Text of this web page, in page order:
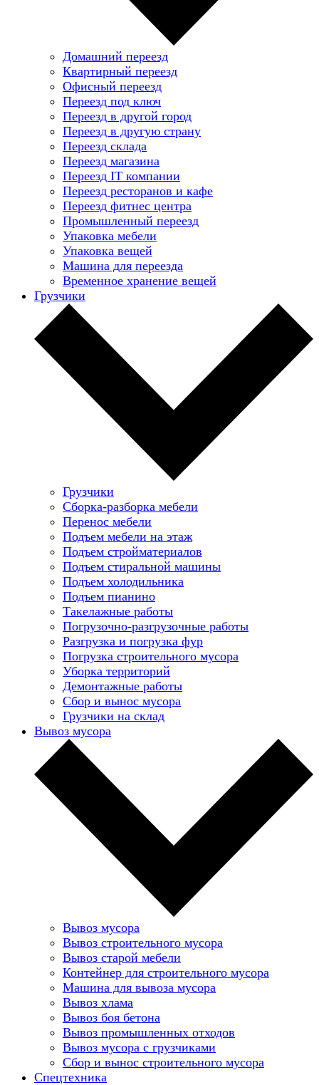
Домашний переезд
Квартирный переезд
Офисный переезд
Переезд под ключ
Переезд в другой город
Переезд в другую страну
Переезд склада
Переезд магазина
Переезд IT компании
Переезд ресторанов и кафе
Переезд фитнес центра
Промышленный переезд
Упаковка мебели
Упаковка вещей
Машина для переезда
Временное хранение вещей
Грузчики
Грузчики
Сборка-разборка мебели
Перенос мебели
Подъем мебели на этаж
Подъем стройматериалов
Подъем стиральной машины
Подъем холодильника
Подъем пианино
Такелажные работы
Погрузочно-разгрузочные работы
Разгрузка и погрузка фур
Погрузка строительного мусора
Уборка территорий
Демонтажные работы
Сбор и вынос мусора
Грузчики на склад
Вывоз мусора
Вывоз мусора
Вывоз строительного мусора
Вывоз старой мебели
Контейнер для строительного мусора
Машина для вывоза мусора
Вывоз хлама
Вывоз боя бетона
Вывоз промышленных отходов
Вывоз мусора с грузчиками
Сбор и вынос строительного мусора
Спецтехника